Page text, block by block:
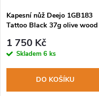
Kapesní nůž Deejo 1GB183
Tattoo Black 37g olive wood
1 750 Kč
Skladem 6 ks
DO KOŠÍKU